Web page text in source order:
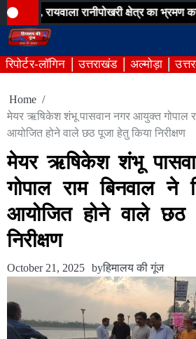
Skip
to
content
रानीपोखरी क्षेत्र का भ्रमण कर
रिपोर्टर-लॉगिन उत्तराखंड अल्मोड़ा
Home
मेयर ऋषिकेश शंभू पासवान नगर आयुक्त गोपाल
आयोजित होने वाले छठ पूजा हेतु किया निरीक्षण
मेयर ऋषिकेश शंभू
गोपाल राम बिनवाल ने
आयोजित होने वाले छठ
निरीक्षण
October 21, 2025 byहिमालय की गूंज